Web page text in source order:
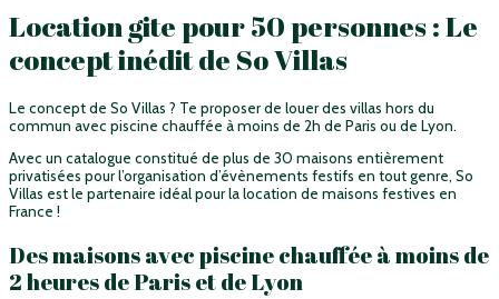
Location gite pour 50 personnes : Le
concept inédit de So Villas
Le concept de So Villas ? Te proposer de louer des villas hors du
commun avec piscine chauffée à moins de 2h de Paris ou de Lyon.
Avec un catalogue constitué de plus de 30 maisons entièrement
privatisées pour l’organisation d’évènements festifs en tout genre, So
Villas est le partenaire idéal pour la location de maisons festives en
France !
Des maisons avec piscine chauffée à moins de
2 heures de Paris et de Lyon